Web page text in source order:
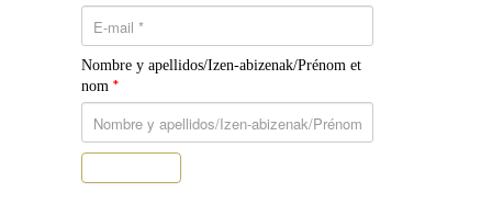
Nombre y apellidos/Izen-abizenak/Prénom et
nom *